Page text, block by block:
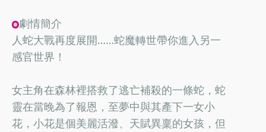
劇情簡介
人蛇大戰再度展開……蛇魔轉世帶你進入另一
感官世界！
女主角在森林裡搭救了逃亡補殺的一條蛇，蛇
靈在當晚為了報恩，至夢中與其產下一女小
花，小花是個美麗活潑、天賦異稟的女孩，但